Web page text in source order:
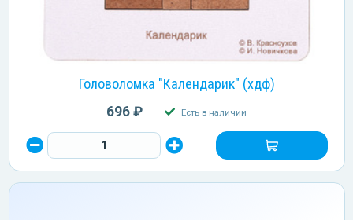
Головоломка "Календарик" (хдф)
696 ₽ Есть в наличии